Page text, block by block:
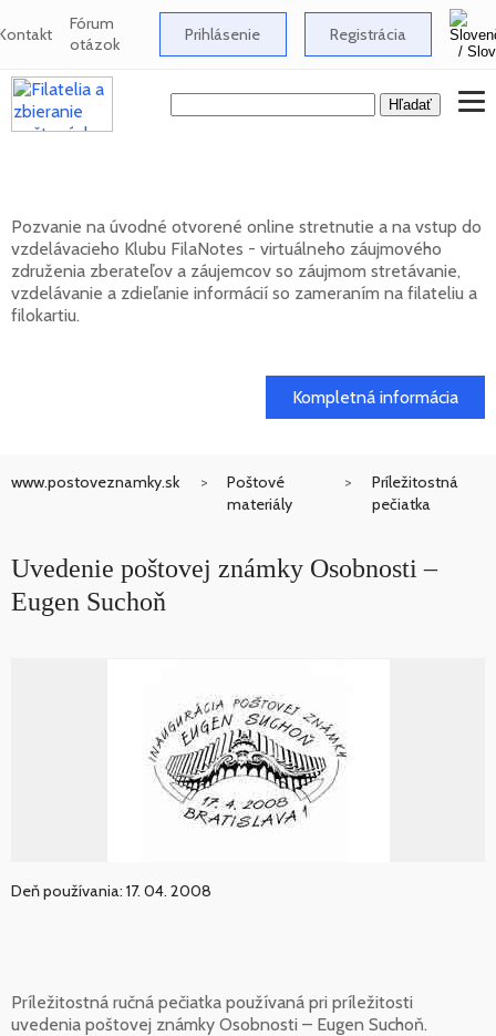
Fórum
otázok Prihlásenie Registrácia
Pozvanie na úvodné otvorené online stretnutie a na vstup do
vzdelávacieho Klubu FilaNotes - virtuálneho záujmového
združenia zberateľov a záujemcov so záujmom stretávanie,
vzdelávanie a zdieľanie informácií so zameraním na filateliu a
filokartiu.
Kompletná informácia
www.postoveznamky.sk
Poštové
materiály
Príležitostná
pečiatka
Uvedenie poštovej známky Osobnosti –
Eugen Suchoň
Deň používania: 17. 04. 2008
Príležitostná ručná pečiatka používaná pri príležitosti
uvedenia poštovej známky Osobnosti – Eugen Suchoň.